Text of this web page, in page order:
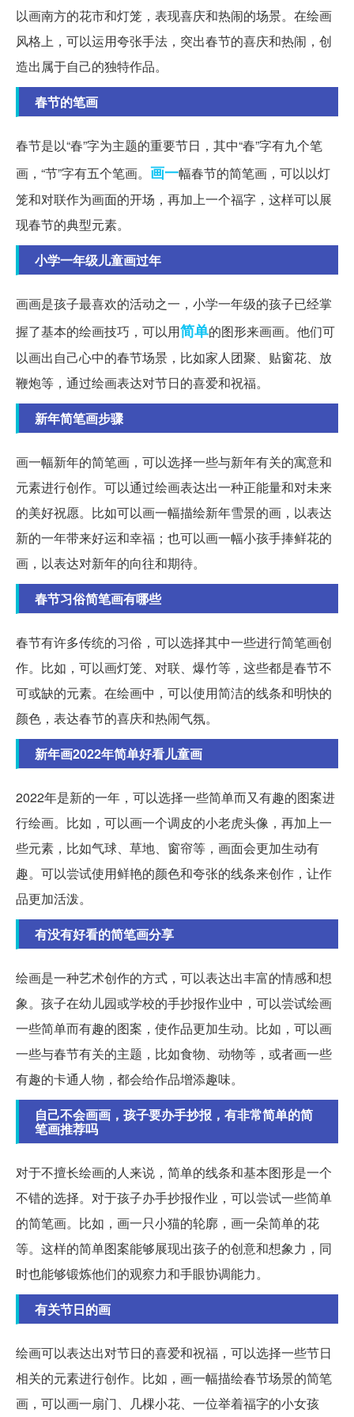
以画南方的花市和灯笼，表现喜庆和热闹的场景。在绘画
风格上，可以运用夸张手法，突出春节的喜庆和热闹，创
造出属于自己的独特作品。
春节的笔画
春节是以“春”字为主题的重要节日，其中“春”字有九个笔
画，“节”字有五个笔画。 画一幅春节的简笔画，可以以灯
笼和对联作为画面的开场，再加上一个福字，这样可以展
现春节的典型元素。
小学一年级儿童画过年
画画是孩子最喜欢的活动之一，小学一年级的孩子已经掌
握了基本的绘画技巧，可以用简单的图形来画画。他们可
以画出自己心中的春节场景，比如家人团聚、贴窗花、放
鞭炮等，通过绘画表达对节日的喜爱和祝福。
新年简笔画步骤
画一幅新年的简笔画，可以选择一些与新年有关的寓意和
元素进行创作。可以通过绘画表达出一种正能量和对未来
的美好祝愿。比如可以画一幅描绘新年雪景的画，以表达
新的一年带来好运和幸福；也可以画一幅小孩手捧鲜花的
画，以表达对新年的向往和期待。
春节习俗简笔画有哪些
春节有许多传统的习俗，可以选择其中一些进行简笔画创
作。比如，可以画灯笼、对联、爆竹等，这些都是春节不
可或缺的元素。在绘画中，可以使用简洁的线条和明快的
颜色，表达春节的喜庆和热闹气氛。
新年画2022年简单好看儿童画
2022年是新的一年，可以选择一些简单而又有趣的图案进
行绘画。比如，可以画一个调皮的小老虎头像，再加上一
些元素，比如气球、草地、窗帘等，画面会更加生动有
趣。可以尝试使用鲜艳的颜色和夸张的线条来创作，让作
品更加活泼。
有没有好看的简笔画分享
绘画是一种艺术创作的方式，可以表达出丰富的情感和想
象。孩子在幼儿园或学校的手抄报作业中，可以尝试绘画
一些简单而有趣的图案，使作品更加生动。比如，可以画
一些与春节有关的主题，比如食物、动物等，或者画一些
有趣的卡通人物，都会给作品增添趣味。
自己不会画画，孩子要办手抄报，有非常简单的简
笔画推荐吗
对于不擅长绘画的人来说，简单的线条和基本图形是一个
不错的选择。对于孩子办手抄报作业，可以尝试一些简单
的简笔画。比如，画一只小猫的轮廓，画一朵简单的花
等。这样的简单图案能够展现出孩子的创意和想象力，同
时也能够锻炼他们的观察力和手眼协调能力。
有关节日的画
绘画可以表达出对节日的喜爱和祝福，可以选择一些节日
相关的元素进行创作。比如，画一幅描绘春节场景的简笔
画，可以画一扇门、几棵小花、一位举着福字的小女孩